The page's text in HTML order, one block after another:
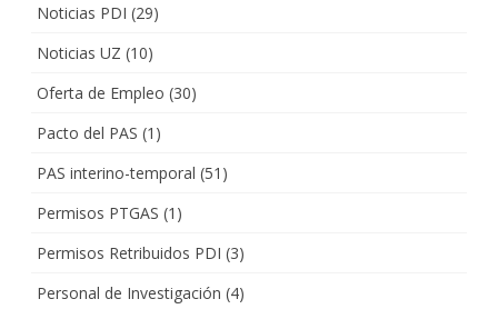
Noticias PDI (29)
Noticias UZ (10)
Oferta de Empleo (30)
Pacto del PAS (1)
PAS interino-temporal (51)
Permisos PTGAS (1)
Permisos Retribuidos PDI (3)
Personal de Investigación (4)